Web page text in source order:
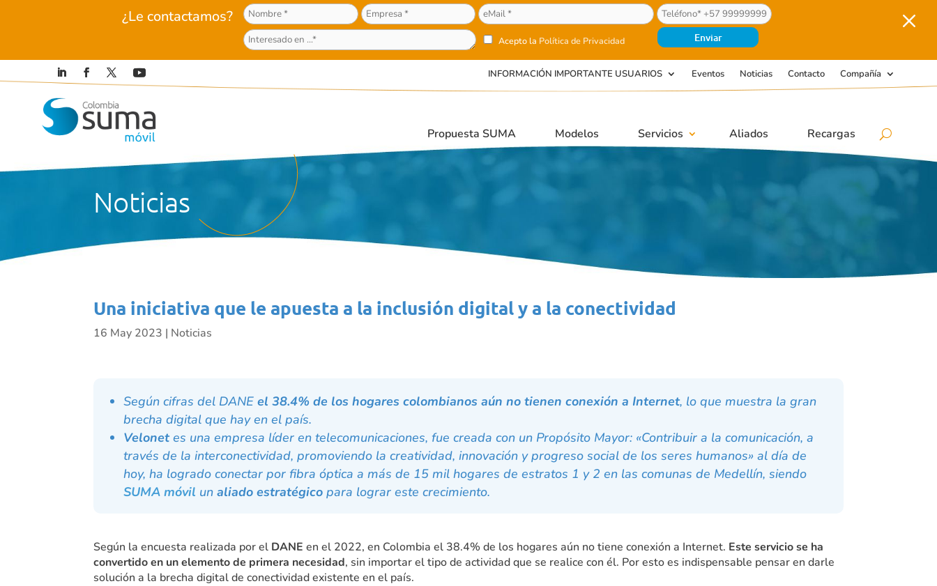
¿Le contactamos?
Acepto la Política de Privacidad
M
INFORMACIÓN IMPORTANTE USUARIOS Eventos Noticias Contacto Compañía
Propuesta SUMA Modelos Servicios Aliados Recargas
Noticias
Una iniciativa que le apuesta a la inclusión digital y a la conectividad
16 May 2023 | Noticias
Según cifras del DANEel 38.4% de los hogares colombianos aún no tienen conexión a Internet, lo que muestra la gran
brecha digital que hay en el país.
Velonetes una empresa líder en telecomunicaciones, fue creada con un Propósito Mayor: «Contribuir a la comunicación, a
través de la interconectividad, promoviendo la creatividad, innovación y progreso social de los seres humanos» al día de
hoy, ha logrado conectar por fibra óptica a más de 15 mil hogares de estratos 1 y 2 en las comunas de Medellín, siendo
SUMA móvil unaliado estratégico para lograr este crecimiento.
Según la encuesta realizada por el DANE en el 2022, en Colombia el 38.4% de los hogares aún no tiene conexión a Internet. Este servicio se ha
convertido en un elemento de primera necesidad, sin importar el tipo de actividad que se realice con él. Por esto es indispensable pensar en darle
solución a la brecha digital de conectividad existente en el país.